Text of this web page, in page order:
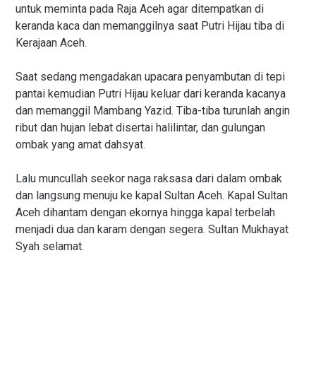
untuk meminta pada Raja Aceh agar ditempatkan di
keranda kaca dan memanggilnya saat Putri Hijau tiba di
Kerajaan Aceh.
Saat sedang mengadakan upacara penyambutan di tepi
pantai kemudian Putri Hijau keluar dari keranda kacanya
dan memanggil Mambang Yazid. Tiba-tiba turunlah angin
ribut dan hujan lebat disertai halilintar, dan gulungan
ombak yang amat dahsyat.
Lalu muncullah seekor naga raksasa dari dalam ombak
dan langsung menuju ke kapal Sultan Aceh. Kapal Sultan
Aceh dihantam dengan ekornya hingga kapal terbelah
menjadi dua dan karam dengan segera. Sultan Mukhayat
Syah selamat.